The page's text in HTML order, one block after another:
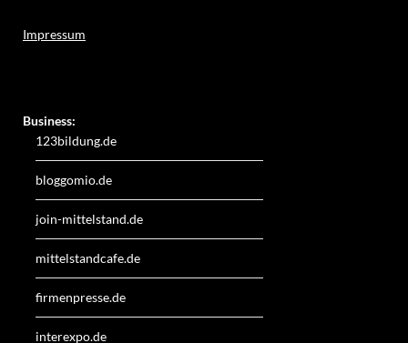
Impressum
Business:
123bildung.de
bloggomio.de
join-mittelstand.de
mittelstandcafe.de
firmenpresse.de
interexpo.de